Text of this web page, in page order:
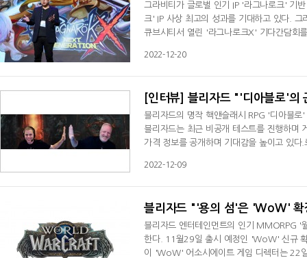
그라비티가 글로벌 인기 IP '라그나로크' 기
크' IP 사상 최고의 성과를 기대하고 있다. 그라비티 최성욱 사업 총괄 이사는 20일 서울 구로구에 위치한 현대백화점 디
큐브시티서 열린 '라그나로크X' 기다간담회
평가도 좋고 사전예약 호응도 높다. '라그나
2022-12-20
[인터뷰] 블리자드 "'디아블로'의
블리자드의 명작 핵앤슬래시 RPG '디아블
블리자드는 최근 비공개 테스트를 진행하며
가격 정보를 공개하며 기대감을 높이고 있
다. 로드 퍼거슨 매니저는 "'디아블로'의 근
2022-12-09
블리자드 "'용의 섬'은 'WoW' 확
블리자드 엔터테인먼트의 인기 MMORPG '
한다. 11월29일 출시 예정인 'WoW' 신규
이 'WoW' 어소시에이트 게임 디렉터는 22